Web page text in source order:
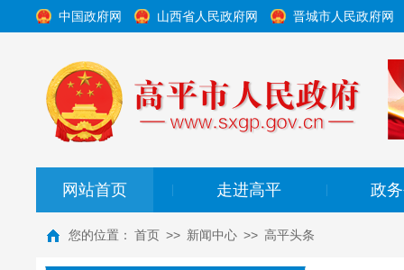
中国政府网 山西省人民政府网 晋城市人民政府网
网站首页 走进高平 政
您的位置： 首页 >> 新闻中心 >> 高平头条